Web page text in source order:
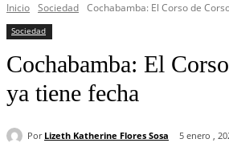
Inicio Sociedad Cochabamba: El Corso de
Sociedad
Cochabamba: El
ya tiene fecha
Por Lizeth Katherine Flores Sosa 5 enero ,